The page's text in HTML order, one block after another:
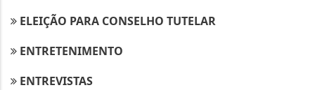
ELEIÇÃO PARA CONSELHO TUTELAR
ENTRETENIMENTO
ENTREVISTAS